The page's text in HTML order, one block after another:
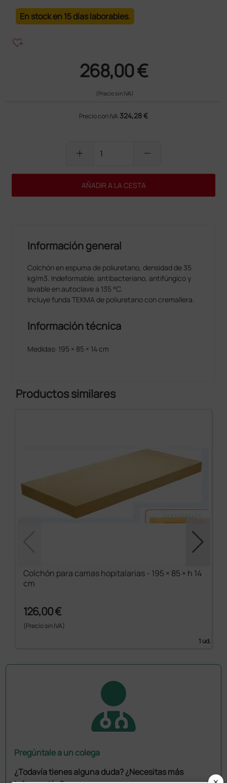
En stock en 15 días laborables.
heart_plus
268,00 €
(Precio sin IVA)
Precio con IVA 324,28 €
add remove
AÑADIR A LA CESTA
Información general
Colchón en espuma de poliuretano, densidad de 35
kg/m3. Indeformable, antibacteriano, antifúngico y
lavable en autoclave a 135 °C.
Incluye funda TEKMA de poliuretano con cremallera.
Información técnica
Medidas: 195 × 85 × 14 cm
Productos similares
Colchón para camas hopitalarias - 195 × 85 × h 14
cm
126,00 €
(Precio sin IVA)
1 ud.
Pregúntale a un colega
¿Todavía tienes alguna duda? ¿Necesitas más